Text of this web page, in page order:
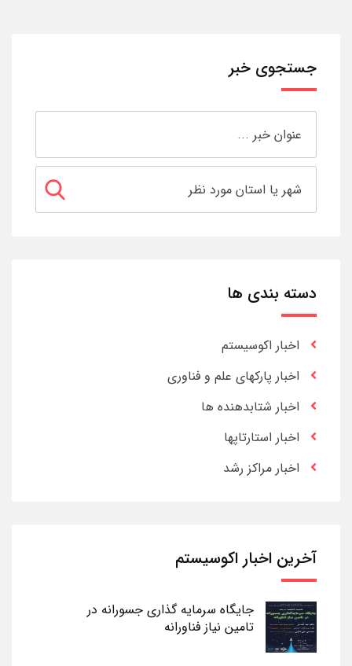
جستجوی خبر
دسته بندی ها
اخبار اکوسیستم
اخبار پارکهای علم و فناوری
اخبار شتابدهنده ها
اخبار استارتاپها
اخبار مراکز رشد
آخرین اخبار اکوسیستم
جایگاه سرمایه گذاری جسورانه در
تامین نیاز فناورانه